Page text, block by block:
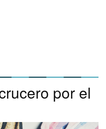
por el